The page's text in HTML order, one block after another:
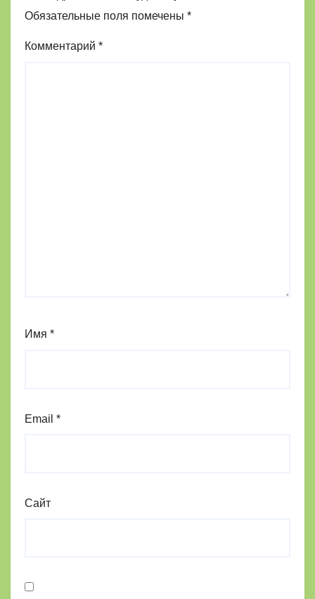
Обязательные поля помечены *
Комментарий *
Имя *
Email *
Сайт